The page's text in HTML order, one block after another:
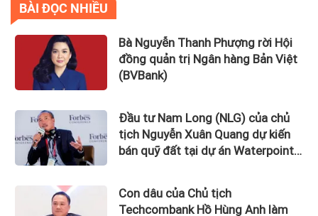
BÀI ĐỌC NHIỀU
Bà Nguyễn Thanh Phượng rời Hội
đồng quản trị Ngân hàng Bản Việt
(BVBank)
Đầu tư Nam Long (NLG) của chủ
tịch Nguyễn Xuân Quang dự kiến
bán quỹ đất tại dự án Waterpoint,
Con dâu của Chủ tịch
Techcombank Hồ Hùng Anh làm